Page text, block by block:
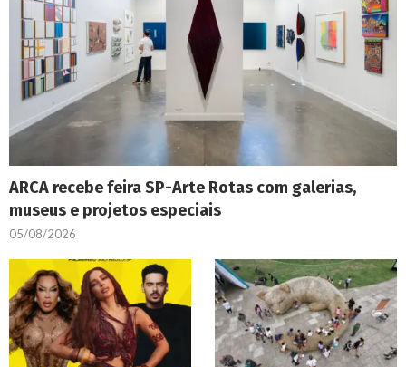
ARCA recebe feira SP-Arte Rotas com galerias,
museus e projetos especiais
05/08/2026